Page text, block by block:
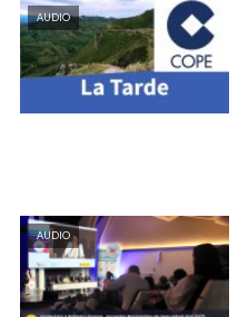
AUDIO
AUDIO